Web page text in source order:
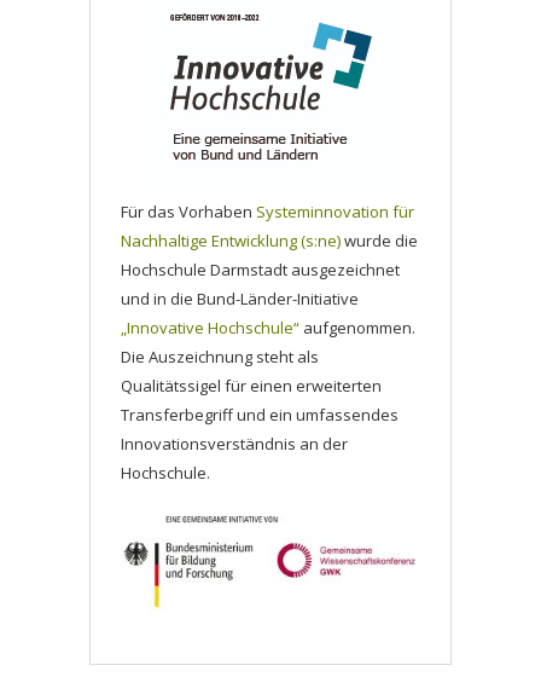
Für das Vorhaben Systeminnovation für
Nachhaltige Entwicklung (s:ne)wurde die
Hochschule Darmstadt ausgezeichnet
und in die Bund-Länder-Initiative
„Innovative Hochschule“ aufgenommen.
Die Auszeichnung steht als
Qualitätssigel für einen erweiterten
Transferbegriff und ein umfassendes
Innovationsverständnis an der
Hochschule.